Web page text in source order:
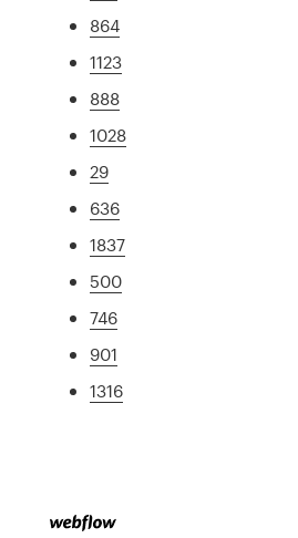
864
1123
888
1028
29
636
1837
500
746
901
1316